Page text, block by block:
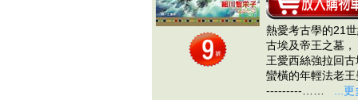
熱愛考古學的21
古埃及帝王之墓
王愛西絲強拉回
蠻橫的年輕法老
---------……
...